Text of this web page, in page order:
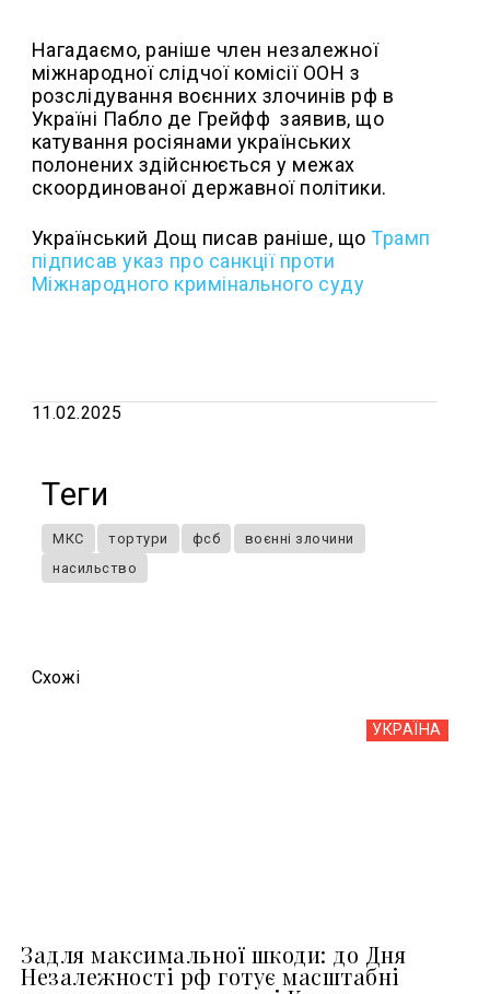
Нагадаємо, раніше член незалежної
міжнародної слідчої комісії ООН з
розслідування воєнних злочинів рф в
Україні Пабло де Грейфф заявив, що
катування росіянами українських
полонених здійснюється у межах
скоординованої державної політики.
Український Дощ писав раніше, що Трамп
підписав указ про санкції проти
Міжнародного кримінального суду
11.02.2025
Теги
МКС тортури фсб
воєнні злочини
насильство
Схожi
УКРАЇНА
Задля максимальної шкоди: до Дня
Незалежності рф готує масштабні